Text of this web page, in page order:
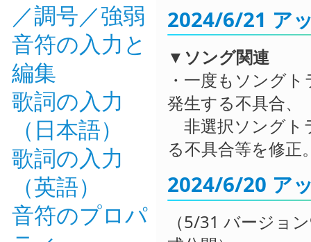
／調号／強弱
音符の入力と
編集
歌詞の入力
（日本語）
歌詞の入力
（英語）
音符のプロパ
2024/6/21 ア
▼ソング関連
・一度もソング
発生する不具合、
非選択ソングト
る不具合等を修正
2024/6/20 ア
（5/31 バージョ